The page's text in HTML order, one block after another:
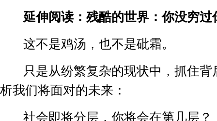
延伸阅读：残酷的世界：你没穷过
这不是鸡汤，也不是砒霜。
只是从纷繁复杂的现状中，抓住
析我们将面对的未来：
社会即将分层，你将会在第几层？